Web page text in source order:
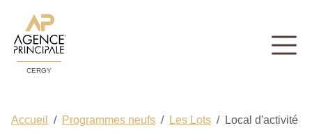
CERGY
Accueil Programmes neufs Les Lots Local d'activité